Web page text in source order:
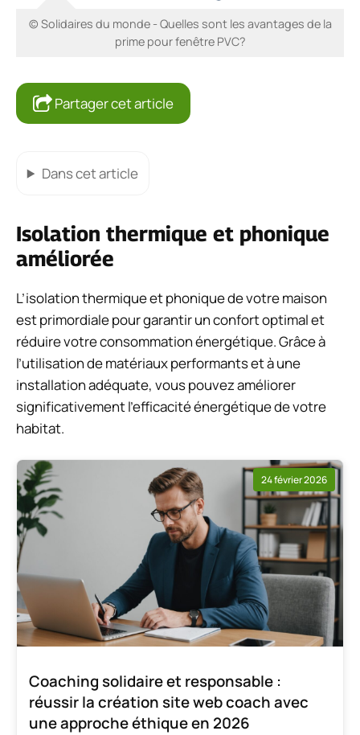
© Solidaires du monde - Quelles sont les avantages de la
prime pour fenêtre PVC?
Partager cet article
Dans cet article
Isolation thermique et phonique
améliorée
L’isolation thermique et phonique de votre maison
est primordiale pour garantir un confort optimal et
réduire votre consommation énergétique. Grâce à
l’utilisation de matériaux performants et à une
installation adéquate, vous pouvez améliorer
significativement l’efficacité énergétique de votre
habitat.
24 février 2026
Coaching solidaire et responsable :
réussir la création site web coach avec
une approche éthique en 2026